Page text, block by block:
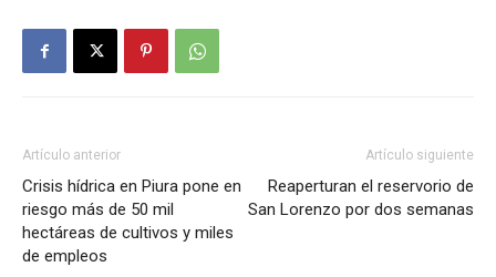
Artículo anterior
Crisis hídrica en Piura pone en
riesgo más de 50 mil
hectáreas de cultivos y miles
de empleos
Artículo siguiente
Reaperturan el reservorio de
San Lorenzo por dos semanas